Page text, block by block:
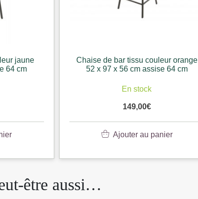
jaune
64 cm
Chaise de bar tissu couleur orange
52 x 97 x 56 cm assise 64 cm
En stock
149,00€
Ajouter au panier
être aussi…